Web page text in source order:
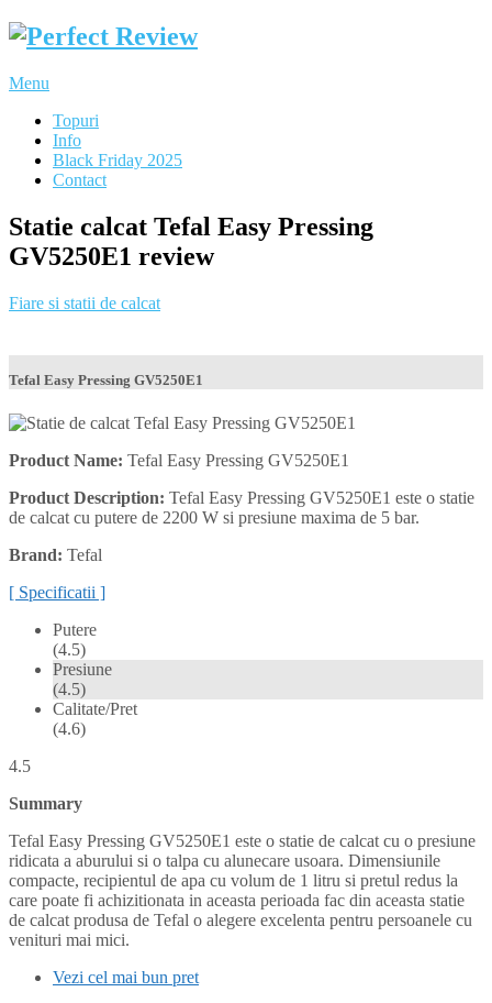
Menu
Topuri
Info
Black Friday 2025
Contact
Statie calcat Tefal Easy Pressing
GV5250E1 review
Fiare si statii de calcat
Tefal Easy Pressing GV5250E1
Product Name: Tefal Easy Pressing GV5250E1
Product Description: Tefal Easy Pressing GV5250E1 este o statie
de calcat cu putere de 2200 W si presiune maxima de 5 bar.
Brand: Tefal
[ Specificatii ]
Putere
(4.5)
Presiune
(4.5)
Calitate/Pret
(4.6)
4.5
Summary
Tefal Easy Pressing GV5250E1 este o statie de calcat cu o presiune
ridicata a aburului si o talpa cu alunecare usoara. Dimensiunile
compacte, recipientul de apa cu volum de 1 litru si pretul redus la
care poate fi achizitionata in aceasta perioada fac din aceasta statie
de calcat produsa de Tefal o alegere excelenta pentru persoanele cu
venituri mai mici.
Vezi cel mai bun pret